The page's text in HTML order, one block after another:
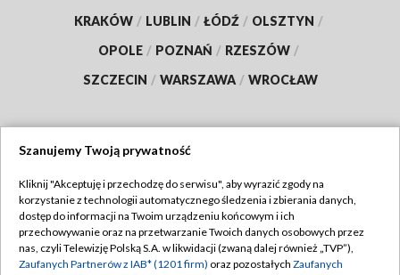
KRAKÓW / LUBLIN / ŁÓDŹ / OLSZTYN /
OPOLE / POZNAŃ / RZESZÓW /
SZCZECIN / WARSZAWA / WROCŁAW
TVP
Abonament TVP
Emisja w TVP
Regulamin TVP
Polityka prywatności
Szanujemy Twoją prywatność
Kliknij "Akceptuję i przechodzę do serwisu", aby wyrazić zgody na
korzystanie z technologii automatycznego śledzenia i zbierania danych,
dostęp do informacji na Twoim urządzeniu końcowym i ich
przechowywanie oraz na przetwarzanie Twoich danych osobowych przez
nas, czyli Telewizję Polską S.A. w likwidacji (zwaną dalej również „TVP”),
Zaufanych Partnerów z IAB* (1201 firm) oraz pozostałych Zaufanych